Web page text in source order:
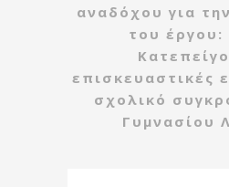
αναδόχου για
του έργου:
επισκευαστικές
σχολικό
Γυμνασίου